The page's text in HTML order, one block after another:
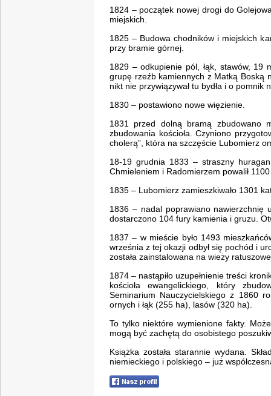
1824 – początek nowej drogi do
miejskich.
1825 – Budowa chodników i miejskich
przy bramie górnej.
1829 – odkupienie pól, łąk, stawów, 19
grupę rzeźb kamiennych z Matką Boską
nikt nie przywiązywał tu bydła i o pomnik
1830 – postawiono nowe więzienie.
1831 przed dolną bramą zbudowano
zbudowania kościoła. Czyniono
cholerą”, która na szczęście Lubomierz
18-19 grudnia 1833 – straszny
Chmieleniem i Radomierzem powalił
1835 – Lubomierz zamieszkiwało 1301
1836 – nadal poprawiano nawierzchnię
dostarczono 104 fury kamienia i gruzu.
1837 – w mieście było 1493
września z tej okazji odbył się pochód i
została zainstalowana na wieży
1874 – nastąpiło uzupełnienie treści
kościoła ewangelickiego, który
Seminarium Nauczycielskiego z 1860
ornych i łąk (255 ha), lasów (320 ha).
To tylko niektóre wymienione fakty.
mogą być zachętą do osobistego
Książka została starannie wydana.
niemieckiego i polskiego – już